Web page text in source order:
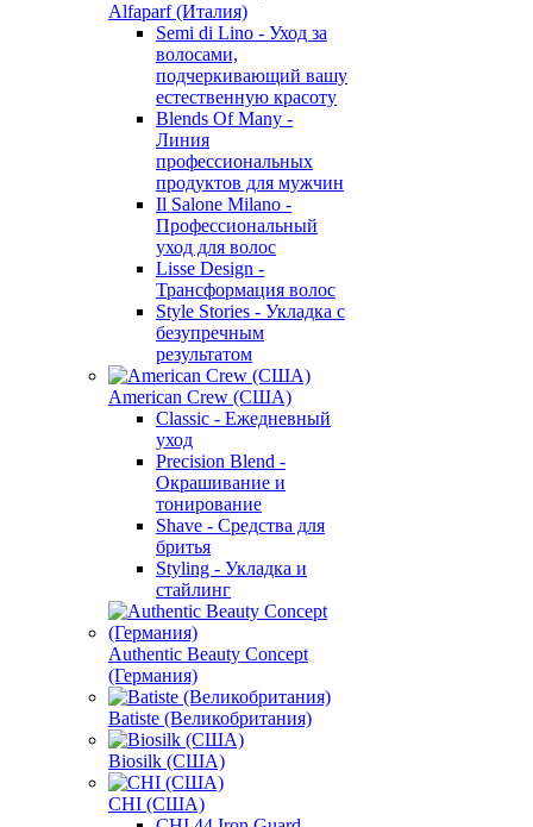
Alfaparf (Италия)
Semi di Lino - Уход за
волосами,
подчеркивающий вашу
естественную красоту
Blends Of Many -
Линия
профессиональных
продуктов для мужчин
Il Salone Milano -
Профессиональный
уход для волос
Lisse Design -
Трансформация волос
Style Stories - Укладка с
безупречным
результатом
American Crew (США)
Classic - Ежедневный
уход
Precision Blend -
Окрашивание и
тонирование
Shave - Средства для
бритья
Styling - Укладка и
стайлинг
Authentic Beauty Concept
(Германия)
Batiste (Великобритания)
Biosilk (США)
CHI (США)